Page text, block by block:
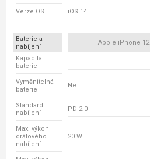
Verze OS iOS 14
Baterie a
nabíjení
Apple iPhone 12
Kapacita
baterie
-
Vyměnitelná
baterie
Ne
Standard
nabíjení
PD 2.0
Max. výkon
drátového
nabíjení
20 W